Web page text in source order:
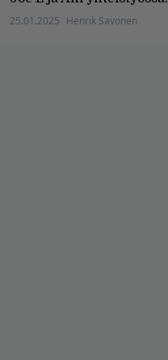
25.01.2025 Henrik Savonen